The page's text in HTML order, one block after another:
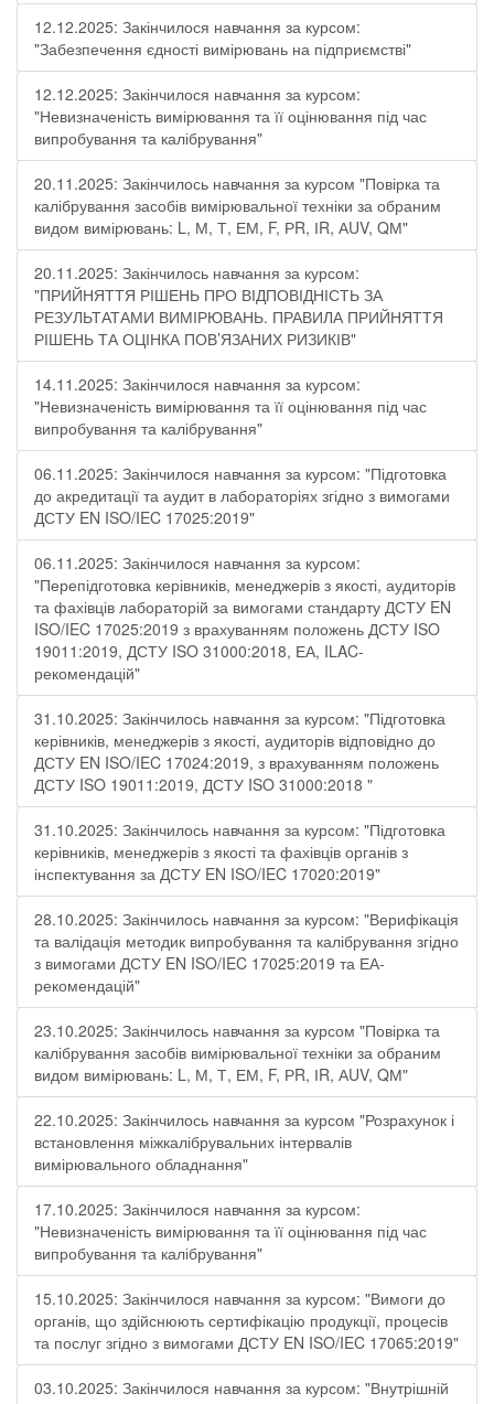
12.12.2025: Закінчилося навчання за курсом:
"Забезпечення єдності вимірювань на підприємстві"
12.12.2025: Закінчилося навчання за курсом:
"Невизначеність вимірювання та її оцінювання під час
випробування та калібрування"
20.11.2025: Закінчилось навчання за курсом "Повірка та
калібрування засобів вимірювальної техніки за обраним
видом вимірювань: L, М, Т, ЕМ, F, РR, ІR, АUV, QМ"
20.11.2025: Закінчилось навчання за курсом:
"ПРИЙНЯТТЯ РІШЕНЬ ПРО ВІДПОВІДНІСТЬ ЗА
РЕЗУЛЬТАТАМИ ВИМІРЮВАНЬ. ПРАВИЛА ПРИЙНЯТТЯ
РІШЕНЬ ТА ОЦІНКА ПОВ’ЯЗАНИХ РИЗИКІВ"
14.11.2025: Закінчилося навчання за курсом:
"Невизначеність вимірювання та її оцінювання під час
випробування та калібрування"
06.11.2025: Закінчилося навчання за курсом: "Підготовка
до акредитації та аудит в лабораторіях згідно з вимогами
ДСТУ EN ISO/IEC 17025:2019"
06.11.2025: Закінчилося навчання за курсом:
"Перепідготовка керівників, менеджерів з якості, аудиторів
та фахівців лабораторій за вимогами стандарту ДСТУ EN
ISO/IEC 17025:2019 з врахуванням положень ДСТУ ISO
19011:2019, ДСТУ ISO 31000:2018, ЕА, ILAC-
рекомендацій"
31.10.2025: Закінчилось навчання за курсом: "Підготовка
керівників, менеджерів з якості, аудиторів відповідно до
ДСТУ EN ISO/IEC 17024:2019, з врахуванням положень
ДСТУ ISO 19011:2019, ДСТУ ISO 31000:2018 "
31.10.2025: Закінчилось навчання за курсом: "Підготовка
керівників, менеджерів з якості та фахівців органів з
інспектування за ДСТУ EN ISO/IEC 17020:2019"
28.10.2025: Закінчилось навчання за курсом: "Верифікація
та валідація методик випробування та калібрування згідно
з вимогами ДСТУ EN ISO/IEC 17025:2019 та ЕА-
рекомендацій"
23.10.2025: Закінчилось навчання за курсом "Повірка та
калібрування засобів вимірювальної техніки за обраним
видом вимірювань: L, М, Т, ЕМ, F, РR, ІR, АUV, QМ"
22.10.2025: Закінчилось навчання за курсом "Розрахунок і
встановлення міжкалібрувальних інтервалів
вимірювального обладнання"
17.10.2025: Закінчилося навчання за курсом:
"Невизначеність вимірювання та її оцінювання під час
випробування та калібрування"
15.10.2025: Закінчилося навчання за курсом: "Вимоги до
органів, що здійснюють сертифікацію продукції, процесів
та послуг згідно з вимогами ДСТУ EN ISO/IEC 17065:2019"
03.10.2025: Закінчилося навчання за курсом: "Внутрішній